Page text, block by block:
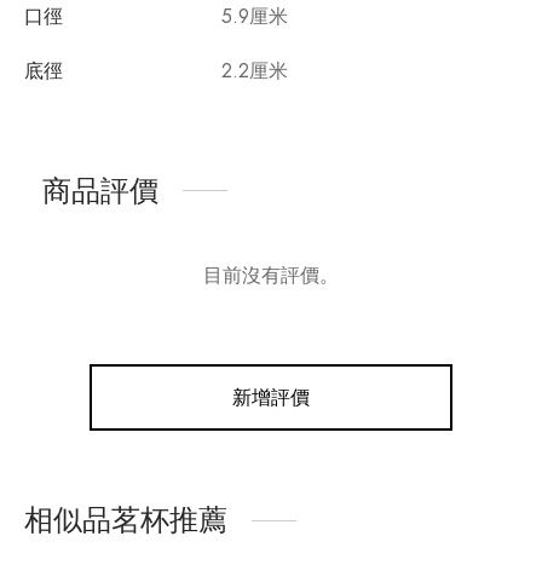
口徑
5.9厘米
底徑
2.2厘米
商品評價
目前沒有評價。
新增評價
相似品茗杯推薦